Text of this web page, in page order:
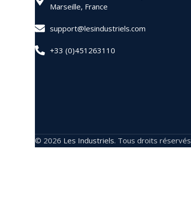
Marseille, France
support@lesindustriels.com
+33 (0)451263110
© 2026 Les Industriels. Tous droits réservés